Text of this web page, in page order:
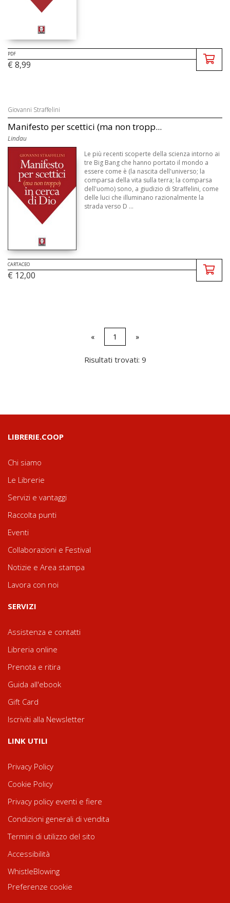
PDF
€ 8,99
Giovanni Straffelini
Manifesto per scettici (ma non tropp...
Lindau
Le più recenti scoperte della scienza intorno ai
tre Big Bang che hanno portato il mondo a
essere come è (la nascita dell'universo; la
comparsa della vita sulla terra; la comparsa
dell'uomo) sono, a giudizio di Straffelini, come
delle luci che illuminano razionalmente la
strada verso D ...
CARTACEO
€ 12,00
« 1 »
Risultati trovati: 9
LIBRERIE.COOP
Chi siamo
Le Librerie
Servizi e vantaggi
Raccolta punti
Eventi
Collaborazioni e Festival
Notizie e Area stampa
Lavora con noi
SERVIZI
Assistenza e contatti
Libreria online
Prenota e ritira
Guida all'ebook
Gift Card
Iscriviti alla Newsletter
LINK UTILI
Privacy Policy
Cookie Policy
Privacy policy eventi e fiere
Condizioni generali di vendita
Termini di utilizzo del sito
Accessibilità
WhistleBlowing
Preferenze cookie